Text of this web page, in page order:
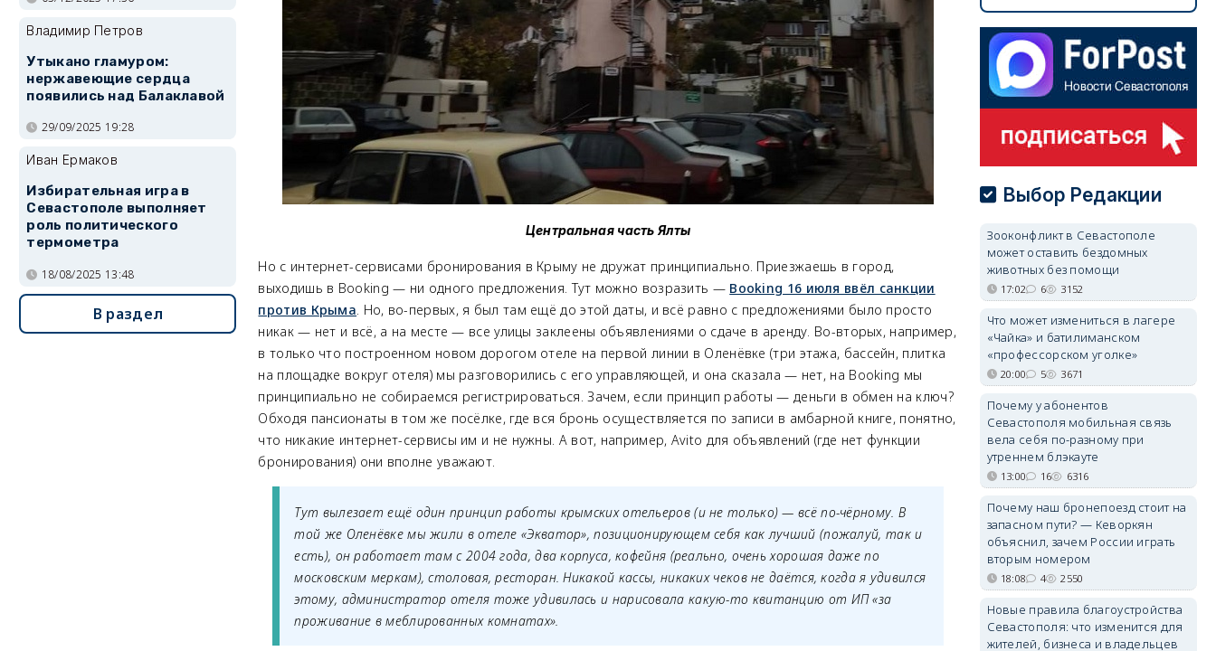
Центральная часть Ялты
Но с интернет-сервисами бронирования в Крыму не дружат принципиально. Приезжаешь в город,
выходишь в Booking — ни одного предложения. Тут можно возразить — Booking 16 июля ввёл санкции
против Крыма. Но, во-первых, я был там ещё до этой даты, и всё равно с предложениями было просто
никак — нет и всё, а на месте — все улицы заклеены объявлениями о сдаче в аренду. Во-вторых, например,
в только что построенном новом дорогом отеле на первой линии в Оленёвке (три этажа, бассейн, плитка
на площадке вокруг отеля) мы разговорились с его управляющей, и она сказала — нет, на Booking мы
принципиально не собираемся регистрироваться. Зачем, если принцип работы — деньги в обмен на ключ?
Обходя пансионаты в том же посёлке, где вся бронь осуществляется по записи в амбарной книге, понятно,
что никакие интернет-сервисы им и не нужны. А вот, например, Avito для объявлений (где нет функции
бронирования) они вполне уважают.
Тут вылезает ещё один принцип работы крымских отельеров (и не только) — всё по-чёрному. В
той же Оленёвке мы жили в отеле «Экватор», позиционирующем себя как лучший (пожалуй, так и
есть), он работает там с 2004 года, два корпуса, кофейня (реально, очень хорошая даже по
московским меркам), столовая, ресторан. Никакой кассы, никаких чеков не даётся, когда я удивился
этому, администратор отеля тоже удивилась и нарисовала какую-то квитанцию от ИП «за
проживание в меблированных комнатах».
Владимир Петров
Утыкано гламуром:
нержавеющие сердца
появились над Балаклавой
29/09/2025 19:28
Иван Ермаков
Избирательная игра в
Севастополе выполняет
роль политического
термометра
18/08/2025 13:48
В раздел
Выбор Редакции
Зооконфликт в Севастополе
может оставить бездомных
животных без помощи
17:02 6 3152
Что может измениться в лагере
«Чайка» и батилиманском
«профессорском уголке»
20:00 5 3671
Почему у абонентов
Севастополя мобильная связь
вела себя по-разному при
утреннем блэкауте
13:00 16 6316
Почему наш бронепоезд стоит на
запасном пути? — Кеворкян
объяснил, зачем России играть
вторым номером
18:08 4 2550
Новые правила благоустройства
Севастополя: что изменится для
жителей, бизнеса и владельцев